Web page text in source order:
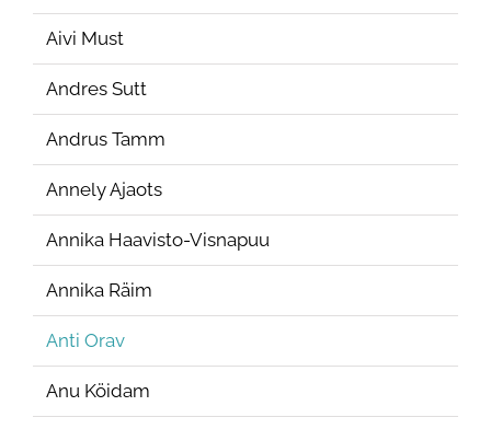
Aivi Must
Andres Sutt
Andrus Tamm
Annely Ajaots
Annika Haavisto-Visnapuu
Annika Räim
Anti Orav
Anu Köidam